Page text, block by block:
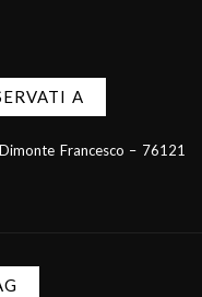
A
Francesco – 76121